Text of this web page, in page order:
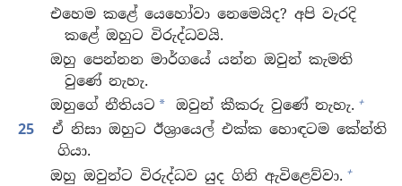
එහෙම කළේ යෙහෝවා නෙමෙයිද? අපි වැරදි
කළේ ඔහුට විරුද්ධවයි.
ඔහු පෙන්නන මාර්ගයේ යන්න ඔවුන් කැමති
වුණේ නැහැ.
ඔහුගේ නීතියට * ඔවුන් කීකරු වුණේ නැහැ. +
25
ඒ නිසා ඔහුට ඊශ්‍රායෙල් එක්ක හොඳටම කේන්ති
ගියා.
ඔහු ඔවුන්ට විරුද්ධව යුද ගිනි ඇවිළෙව්වා. +